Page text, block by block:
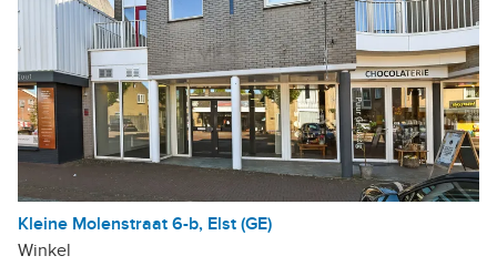
Kleine Molenstraat 6-b, Elst (GE)
Winkel